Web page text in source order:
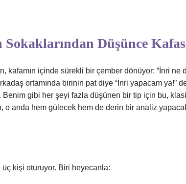
Düşünce
kafamın içinde sürekli bir çember dönüyor: “İnri ne
ortamında birinin pat diye “İnri yapacam ya!”
gibi her şeyi fazla düşünen bir tip için bu,
o anda hem gülecek hem de derin bir analiz
kişi oturuyor. Biri heyecanla: